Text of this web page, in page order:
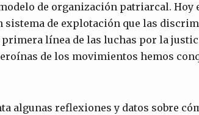
de organización patriarcal. Hoy
sistema de explotación que las
línea de las luchas por la
de los movimientos hemos
algunas reflexiones y datos sobre